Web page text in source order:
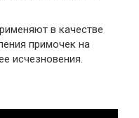
в качестве
примочек на
исчезновения.